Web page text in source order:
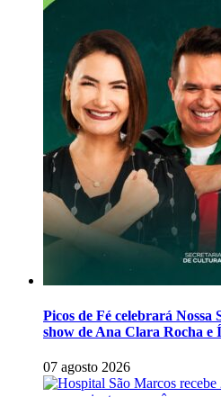
Picos de Fé celebrará Nossa
show de Ana Clara Rocha e
07 agosto 2026